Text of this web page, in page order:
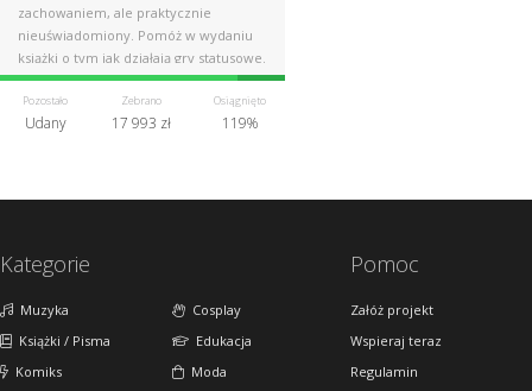
zachowaniem, ale praktycznie
nieuświadomiony. Pomóż w wydaniu
książki o tym jak działają gry statusowe.
Pozostało
Udany
Zebrano
17 993 zł
Osiągnięto
119%
Kategorie
Muzyka
Książki / Pisma
Komiks
Cosplay
Edukacja
Moda
Pomoc
Załóż projekt
Wspieraj teraz
Regulamin